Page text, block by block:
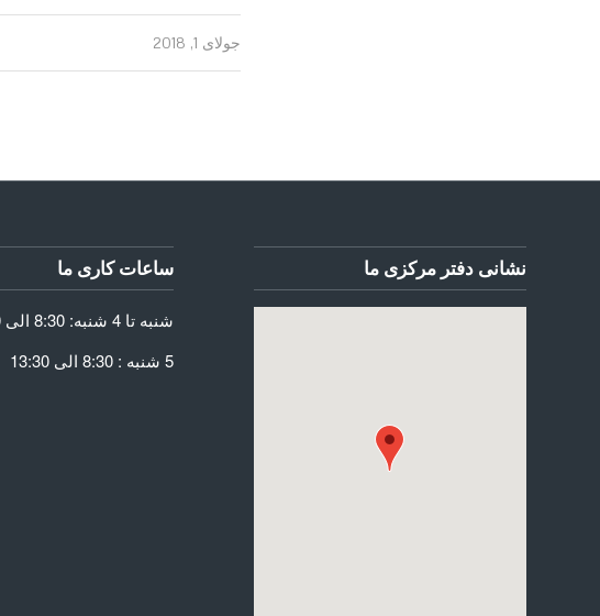
جولای 1, 2018
ساعات کاری ما
شنبه تا 4 شنبه: 8:30 الی 17:30
5 شنبه : 8:30 الی 13:30
نشانی دفتر مرکزی ما